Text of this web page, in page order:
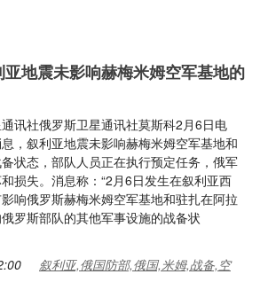
地震未影响赫梅米姆空军基地的
讯社俄罗斯卫星通讯社莫斯科2月6日电
，叙利亚地震未影响赫梅米姆空军基地和
状态，部队人员正在执行预定任务，俄军
损失。消息称：“2月6日发生在叙利亚西
响俄罗斯赫梅米姆空军基地和驻扎在阿拉
罗斯部队的其他军事设施的战备状
叙利亚,俄国防部,俄国,米姆,战备,空